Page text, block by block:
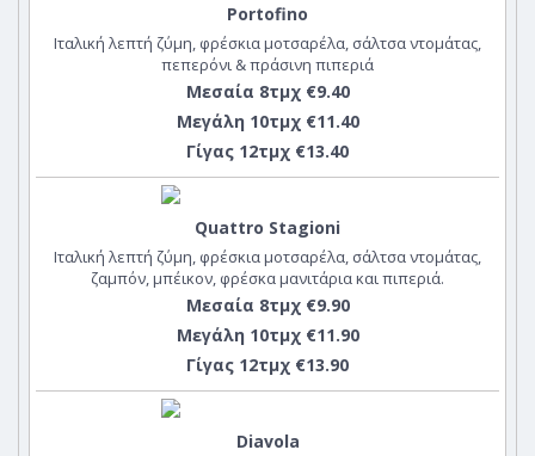
Portofino
Ιταλική λεπτή ζύμη, φρέσκια μοτσαρέλα, σάλτσα ντομάτας,
πεπερόνι & πράσινη πιπεριά
Μεσαία 8τμχ €9.40
Μεγάλη 10τμχ €11.40
Γίγας 12τμχ €13.40
Quattro Stagioni
Ιταλική λεπτή ζύμη, φρέσκια μοτσαρέλα, σάλτσα ντομάτας,
ζαμπόν, μπέικον, φρέσκα μανιτάρια και πιπεριά.
Μεσαία 8τμχ €9.90
Μεγάλη 10τμχ €11.90
Γίγας 12τμχ €13.90
Diavola